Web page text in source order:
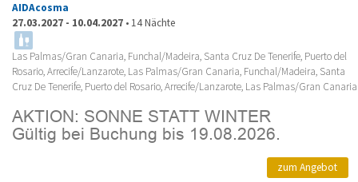
AIDAcosma
27.03.2027 - 10.04.2027 • 14 Nächte
Las Palmas/Gran Canaria, Funchal/Madeira, Santa Cruz De Tenerife, Puerto del
Rosario, Arrecife/Lanzarote, Las Palmas/Gran Canaria, Funchal/Madeira, Santa
Cruz De Tenerife, Puerto del Rosario, Arrecife/Lanzarote, Las Palmas/Gran Canaria
zum Angebot